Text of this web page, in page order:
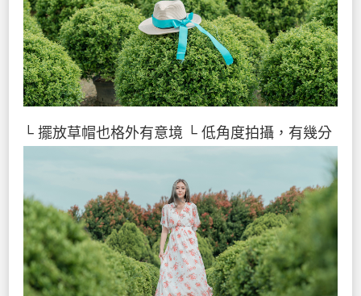
└ 擺放草帽也格外有意境 └ 低角度拍攝，有幾分